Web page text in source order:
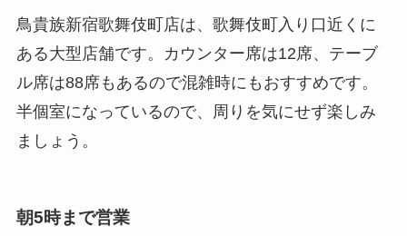
鳥貴族新宿歌舞伎町店は、歌舞伎町入り口近くに
ある大型店舗です。カウンター席は12席、テーブ
ル席は88席もあるので混雑時にもおすすめです。
半個室になっているので、周りを気にせず楽しみ
ましょう。
朝5時まで営業